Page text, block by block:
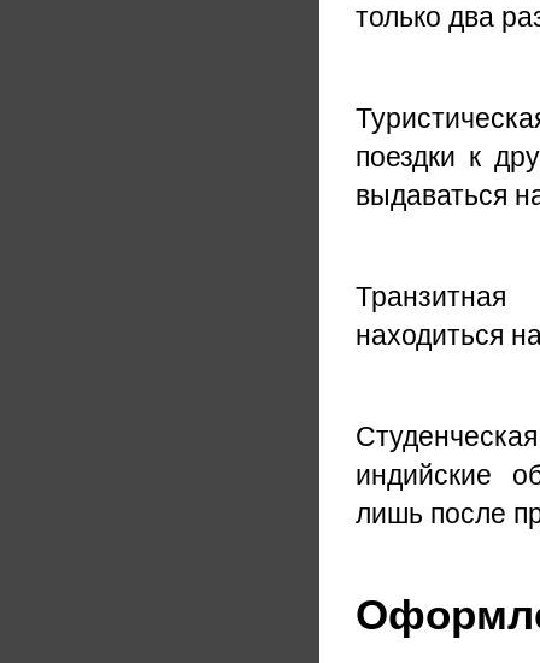
только два
поездки к
выдаваться
находиться
индийские
лишь после